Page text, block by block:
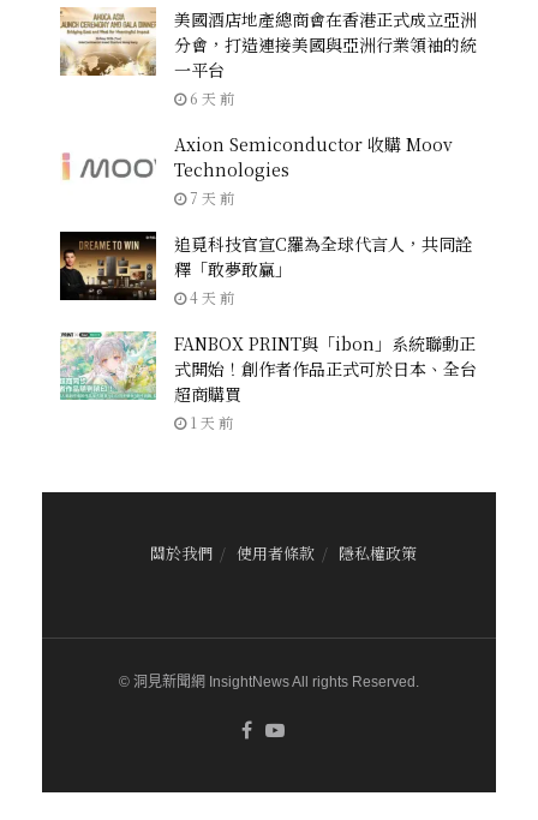
美國酒店地產總商會在香港正式成立亞洲
分會，打造連接美國與亞洲行業領袖的統
一平台
6 天 前
Axion Semiconductor 收購 Moov
Technologies
7 天 前
追覓科技官宣C羅為全球代言人，共同詮
釋「敢夢敢贏」
4 天 前
FANBOX PRINT與「ibon」系統聯動正
式開始！創作者作品正式可於日本、全台
超商購買
1 天 前
關於我們 使用者條款 隱私權政策
© 洞見新聞網 InsightNews All rights Reserved.